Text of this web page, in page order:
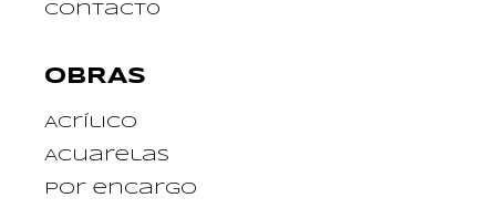
Contact0
OBRAS
Acrílico
Acuarelas
Por encargo